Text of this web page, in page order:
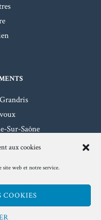
aux cookies
site web et notre service.
COOKIES
Sur-Saône